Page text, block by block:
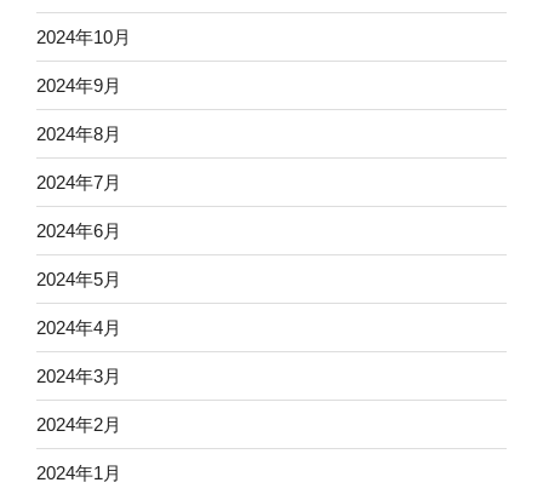
2024年10月
2024年9月
2024年8月
2024年7月
2024年6月
2024年5月
2024年4月
2024年3月
2024年2月
2024年1月